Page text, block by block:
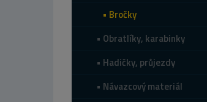
Bročky
Obratlíky, karabinky
Hadičky, průjezdy
Návazcový materiál